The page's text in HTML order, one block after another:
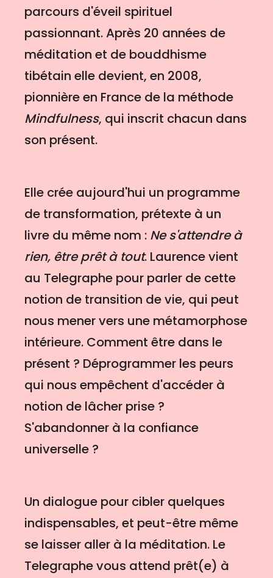
parcours d'éveil spirituel
passionnant. Après 20 années de
méditation et de bouddhisme
tibétain elle devient, en 2008,
pionnière en France de la méthode
Mindfulness, qui inscrit chacun dans
son présent.
Elle crée aujourd'hui un programme
de transformation, prétexte à un
livre du même nom : Ne s'attendre à
rien, être prêt à tout. Laurence vient
au Telegraphe pour parler de cette
notion de transition de vie, qui peut
nous mener vers une métamorphose
intérieure. Comment être dans le
présent ? Déprogrammer les peurs
qui nous empêchent d'accéder à
notion de lâcher prise ?
S'abandonner à la confiance
universelle ?
Un dialogue pour cibler quelques
indispensables, et peut-être même
se laisser aller à la méditation. Le
Telegraphe vous attend prêt(e) à